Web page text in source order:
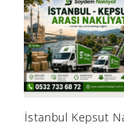
İstanbul Kepsut